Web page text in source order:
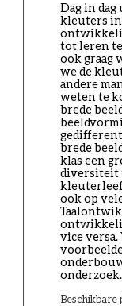
Dag in
kleuters in
tot leren
ook graag
we de
andere
weten te
brede
brede
klas een
diversiteit
ook op
vice
onderzoek.
Beschikbare